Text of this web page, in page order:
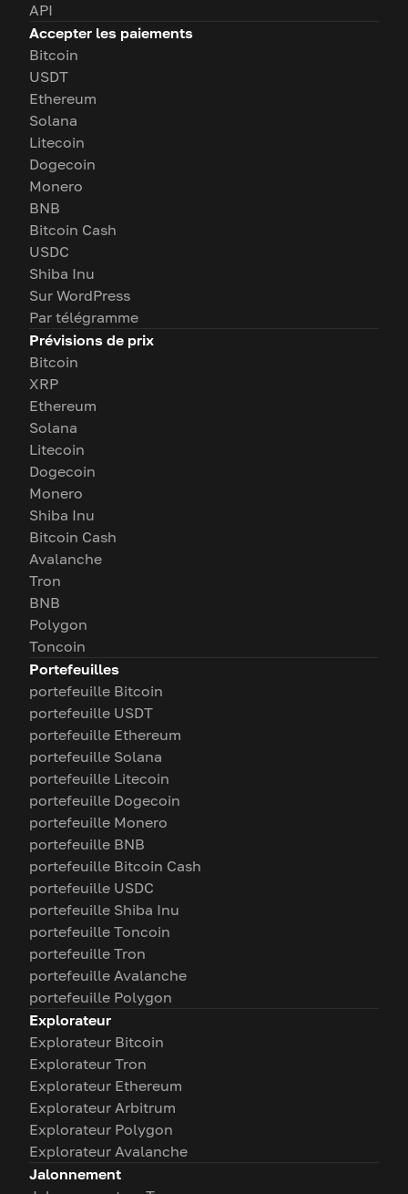
API
Accepter les paiements
Bitcoin
USDT
Ethereum
Solana
Litecoin
Dogecoin
Monero
BNB
Bitcoin Cash
USDC
Shiba Inu
Sur WordPress
Par télégramme
Prévisions de prix
Bitcoin
XRP
Ethereum
Solana
Litecoin
Dogecoin
Monero
Shiba Inu
Bitcoin Cash
Avalanche
Tron
BNB
Polygon
Toncoin
Portefeuilles
portefeuille Bitcoin
portefeuille USDT
portefeuille Ethereum
portefeuille Solana
portefeuille Litecoin
portefeuille Dogecoin
portefeuille Monero
portefeuille BNB
portefeuille Bitcoin Cash
portefeuille USDC
portefeuille Shiba Inu
portefeuille Toncoin
portefeuille Tron
portefeuille Avalanche
portefeuille Polygon
Explorateur
Explorateur Bitcoin
Explorateur Tron
Explorateur Ethereum
Explorateur Arbitrum
Explorateur Polygon
Explorateur Avalanche
Jalonnement